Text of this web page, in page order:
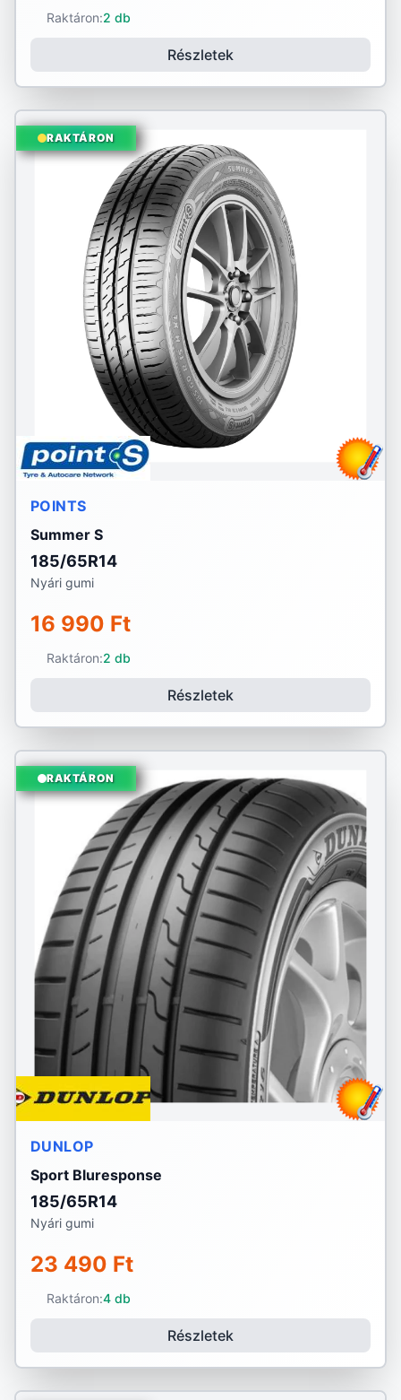
Raktáron:2 db
Részletek
RAKTÁRON
POINTS
Summer S
185/65R14
Nyári gumi
16 990 Ft
Raktáron:2 db
Részletek
RAKTÁRON
DUNLOP
Sport Bluresponse
185/65R14
Nyári gumi
23 490 Ft
Raktáron:4 db
Részletek